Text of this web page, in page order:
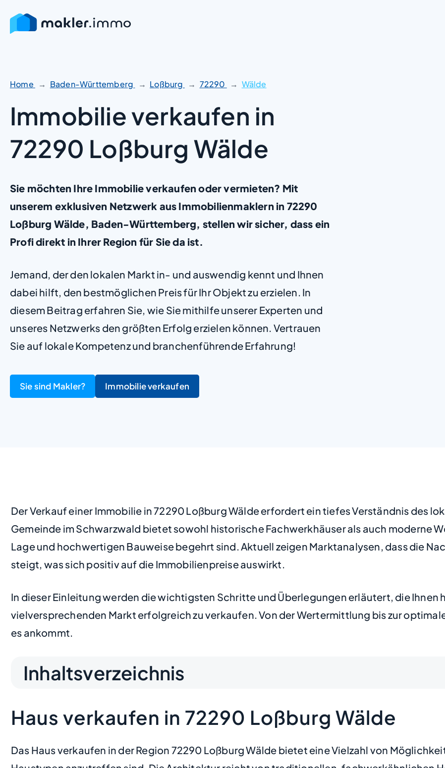
Home Baden-Württemberg Loßburg 72290 Wälde
Immobilie verkaufen in
72290 Loßburg Wälde
Sie möchten Ihre Immobilie verkaufen oder vermieten? Mit
unserem exklusiven Netzwerk aus Immobilienmaklern in 72290
Loßburg Wälde, Baden-Württemberg, stellen wir sicher, dass ein
Profi direkt in Ihrer Region für Sie da ist.
Jemand, der den lokalen Markt in- und auswendig kennt und Ihnen
dabei hilft, den bestmöglichen Preis für Ihr Objekt zu erzielen. In
diesem Beitrag erfahren Sie, wie Sie mithilfe unserer Experten und
unseres Netzwerks den größten Erfolg erzielen können. Vertrauen
Sie auf lokale Kompetenz und branchenführende Erfahrung!
Sie sind Makler? Immobilie verkaufen
Der Verkauf einer Immobilie in 72290 Loßburg Wälde erfordert ein tiefes Verständnis des
Gemeinde im Schwarzwald bietet sowohl historische Fachwerkhäuser als auch moderne
Lage und hochwertigen Bauweise begehrt sind. Aktuell zeigen Marktanalysen, dass die
steigt, was sich positiv auf die Immobilienpreise auswirkt.
In dieser Einleitung werden die wichtigsten Schritte und Überlegungen erläutert, die Ihnen
vielversprechenden Markt erfolgreich zu verkaufen. Von der Wertermittlung bis zur
es ankommt.
Inhaltsverzeichnis
Haus verkaufen in 72290 Loßburg Wälde
Das Haus verkaufen in der Region 72290 Loßburg Wälde bietet eine Vielzahl von